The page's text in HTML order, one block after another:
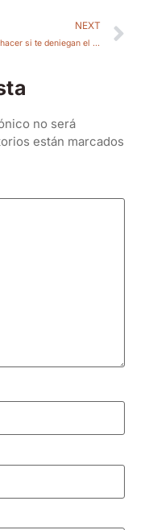
NEXT
¿Qué hacer si te deniegan el permiso de residencia y cómo recurrir?
no será
están marcados